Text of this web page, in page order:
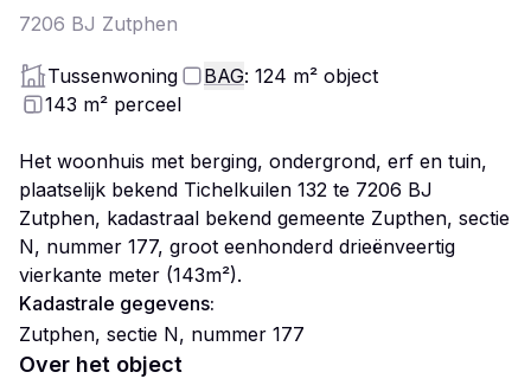
7206 BJ Zutphen
Tussenwoning BAG: 124 m² object
143 m² perceel
Het woonhuis met berging, ondergrond, erf en tuin,
plaatselijk bekend Tichelkuilen 132 te 7206 BJ
Zutphen, kadastraal bekend gemeente Zupthen, sectie
N, nummer 177, groot eenhonderd drieënveertig
vierkante meter (143m²).
Kadastrale gegevens:
Zutphen, sectie N, nummer 177
Over het object